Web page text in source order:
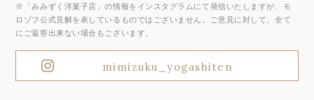
※「みみずく洋菓子店」の情報をインスタグラムにて発信いたしますが、モ
ロゾフ公式見解を表しているものではございません。ご意見に対して、全て
にご返答出来ない場合もございます。
mimizuku_yogashiten